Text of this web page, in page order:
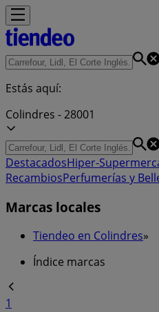
Estás aquí:
Colindres - 28001
DestacadosHiper-
RecambiosPerfumerías y
Marcas locales
Tiendeo en Colindres»
Índice marcas
1